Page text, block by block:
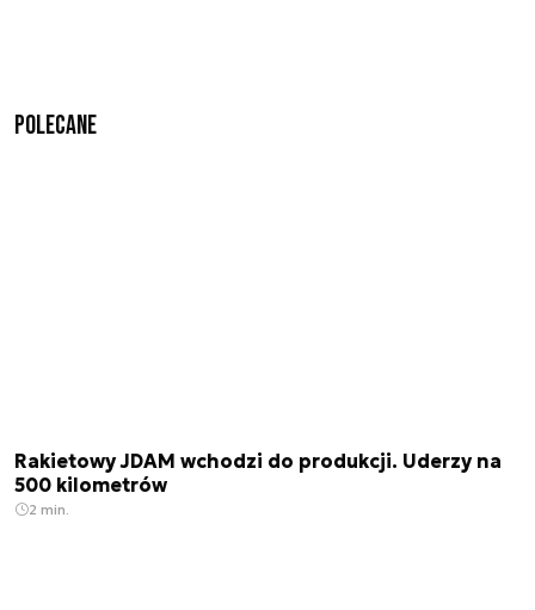
Polecane
Rakietowy JDAM wchodzi do produkcji. Uderzy na
500 kilometrów
2 min.